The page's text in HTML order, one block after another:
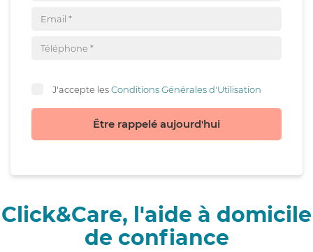
J'accepte lesConditions Générales d'Utilisation
Être rappelé aujourd'hui
Click&Care, l'aide à domicile
de confiance